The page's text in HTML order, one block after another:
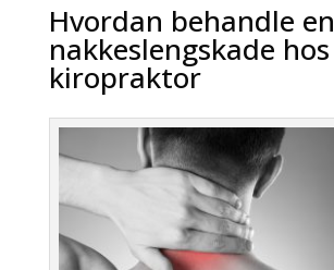
Hvordan behandle en
nakkeslengskade hos
kiropraktor